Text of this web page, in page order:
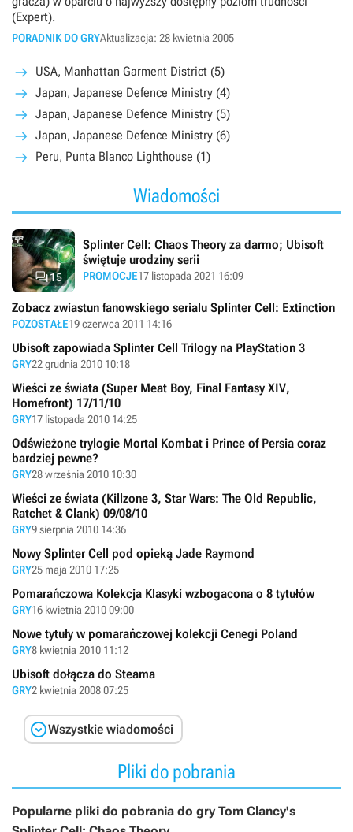
(Expert).
PORADNIK DO GRYAktualizacja: 28 kwietnia 2005
USA, Manhattan Garment District (5)
Japan, Japanese Defence Ministry (4)
Japan, Japanese Defence Ministry (5)
Japan, Japanese Defence Ministry (6)
Peru, Punta Blanco Lighthouse (1)
Wiadomości
15
Splinter Cell: Chaos Theory za darmo; Ubisoft
świętuje urodziny serii
PROMOCJE17 listopada 2021 16:09
Zobacz zwiastun fanowskiego serialu Splinter Cell: Extinction
POZOSTAŁE19 czerwca 2011 14:16
Ubisoft zapowiada Splinter Cell Trilogy na PlayStation 3
GRY22 grudnia 2010 10:18
Wieści ze świata (Super Meat Boy, Final Fantasy XIV,
Homefront) 17/11/10
GRY17 listopada 2010 14:25
Odświeżone trylogie Mortal Kombat i Prince of Persia coraz
bardziej pewne?
GRY28 września 2010 10:30
Wieści ze świata (Killzone 3, Star Wars: The Old Republic,
Ratchet & Clank) 09/08/10
GRY9 sierpnia 2010 14:36
Nowy Splinter Cell pod opieką Jade Raymond
GRY25 maja 2010 17:25
Pomarańczowa Kolekcja Klasyki wzbogacona o 8 tytułów
GRY16 kwietnia 2010 09:00
Nowe tytuły w pomarańczowej kolekcji Cenegi Poland
GRY8 kwietnia 2010 11:12
Ubisoft dołącza do Steama
GRY2 kwietnia 2008 07:25
Wszystkie wiadomości
Pliki do pobrania
Popularne pliki do pobrania do gry Tom Clancy's